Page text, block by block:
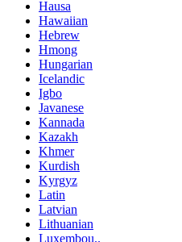
Hausa
Hawaiian
Hebrew
Hmong
Hungarian
Icelandic
Igbo
Javanese
Kannada
Kazakh
Khmer
Kurdish
Kyrgyz
Latin
Latvian
Lithuanian
Luxembou..